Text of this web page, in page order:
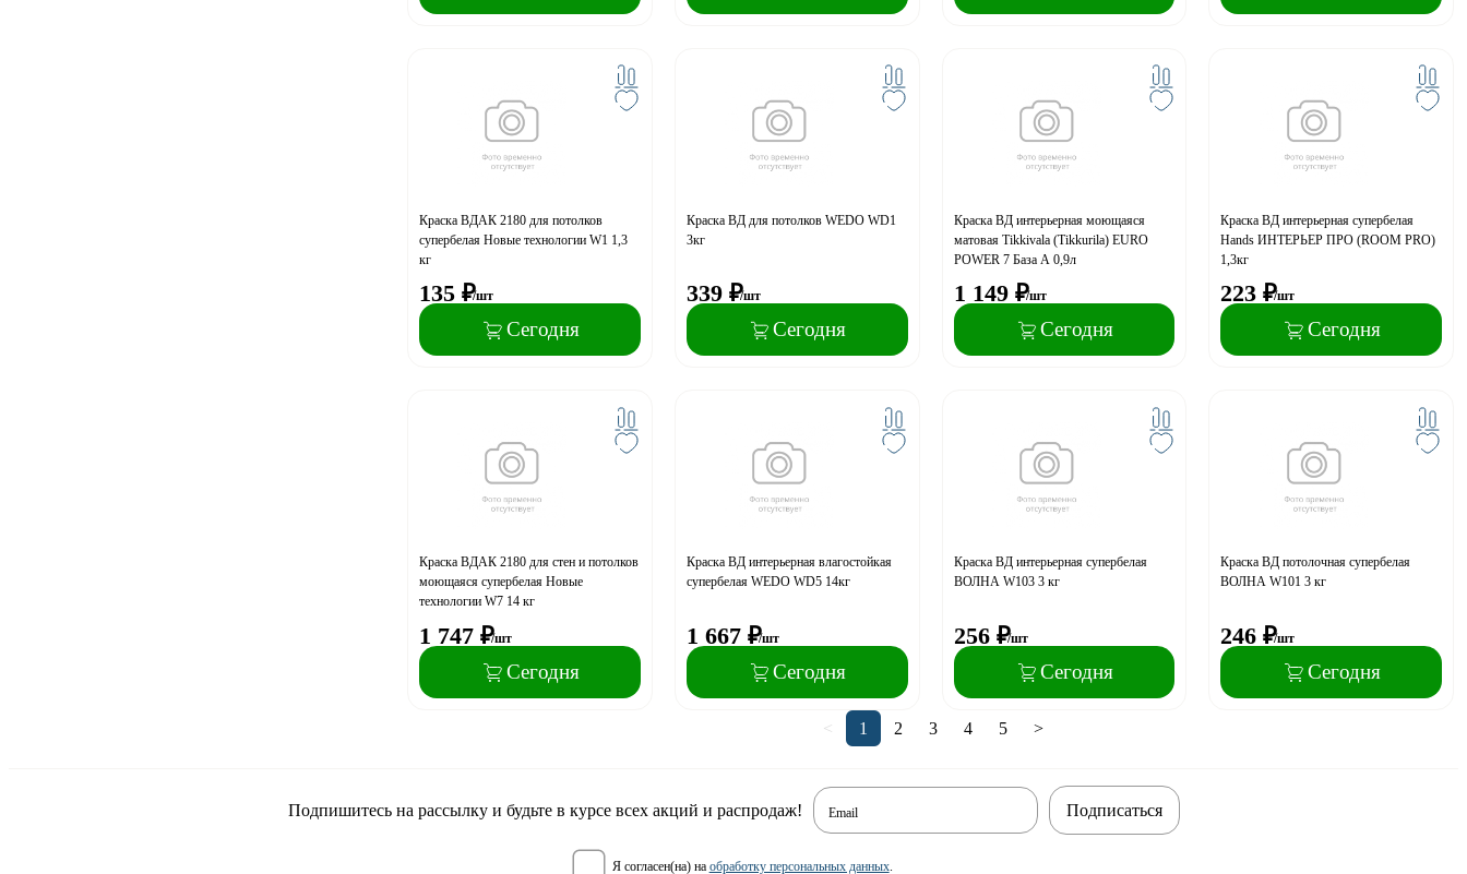
Краска ВДАК 2180 для потолков
супербелая Новые технологии W1 1,3
кг
135 ₽/шт
Сегодня
Краска ВД для потолков WEDO WD1
3кг
339 ₽/шт
Сегодня
Краска ВД интерьерная моющаяся
матовая Tikkivala (Tikkurila) EURO
POWER 7 База А 0,9л
1 149 ₽/шт
Сегодня
Краска ВД интерьерная супербелая
Hands ИНТЕРЬЕР ПРО (ROOM PRO)
1,3кг
223 ₽/шт
Сегодня
Краска ВДАК 2180 для стен и потолков
моющаяся супербелая Новые
технологии W7 14 кг
1 747 ₽/шт
Сегодня
Краска ВД интерьерная влагостойкая
супербелая WEDO WD5 14кг
1 667 ₽/шт
Сегодня
Краска ВД интерьерная супербелая
ВОЛНА W103 3 кг
256 ₽/шт
Сегодня
Краска ВД потолочная супербелая
ВОЛНА W101 3 кг
246 ₽/шт
Сегодня
< 1 2 3 4 5 >
Подпишитесь на рассылку и будьте в курсе всех акций и распродаж! Email
я согласен(на) на обработку персональных данных.
Подписаться